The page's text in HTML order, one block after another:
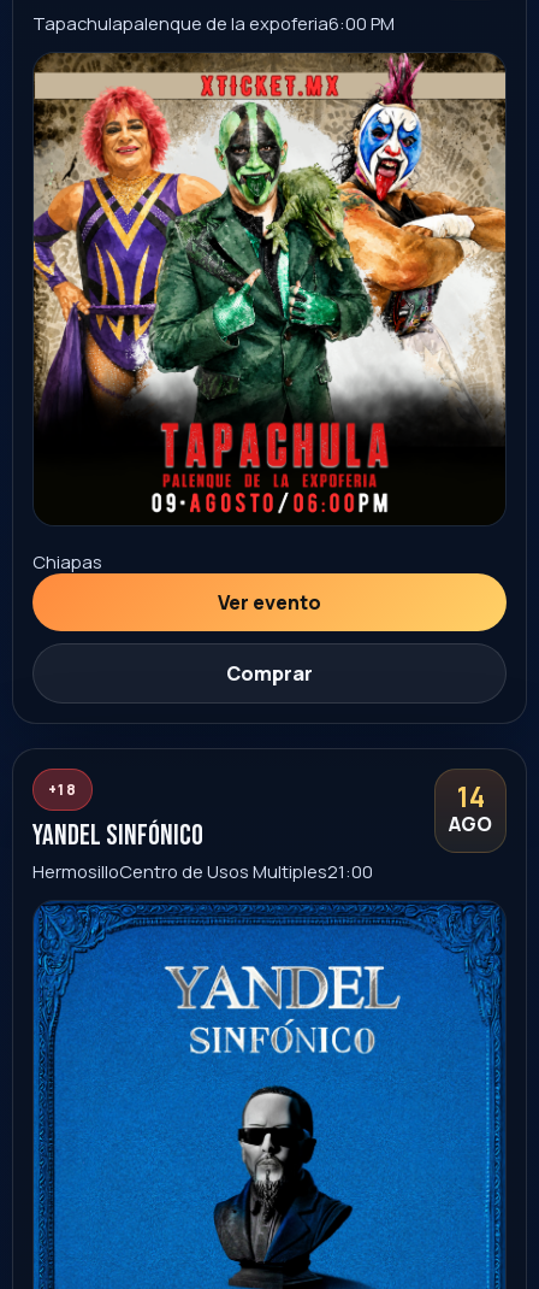
Ver evento
Comprar
FAMILIAR
Felizmente Imperfectos Cesar Lozano
Hermosillo
20
AGO